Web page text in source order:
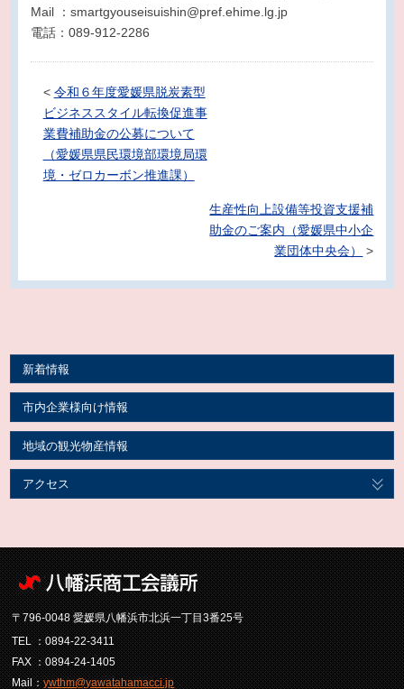
Mail ：smartgyouseisuishin@pref.ehime.lg.jp
電話：089-912-2286
< 令和６年度愛媛県脱炭素型
ビジネススタイル転換促進事
業費補助金の公募について
（愛媛県県民環境部環境局環
境・ゼロカーボン推進課）
生産性向上設備等投資支援補
助金のご案内（愛媛県中小企
業団体中央会）
>
新着情報
市内企業様向け情報
地域の観光物産情報
アクセス
〒796-0048 愛媛県八幡浜市北浜一丁目3番25号
TEL ：0894-22-3411
FAX ：0894-24-1405
Mail：ywthm@yawatahamacci.jp